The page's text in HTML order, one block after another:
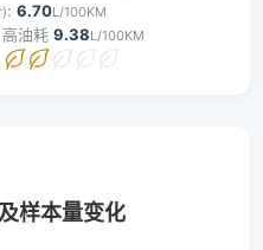
: 6.70L/100KM
高油耗 9.38L/100KM